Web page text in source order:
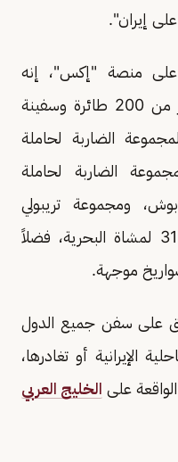
إيران".
على منصة "إكس"، إنه
يشارك في دعم هذه المهمة أكثر من 200 طائرة وسفينة
الضاربة لحاملة
الضاربة لحاملة
ومجموعة تريبولي
البرمائية كاملة الجهوزية/الوحدة 31 لمشاة البحرية، فضلاً
موجهة.
على سفن جميع الدول
الإيرانية أو تغادرها،
على الخليج العربي